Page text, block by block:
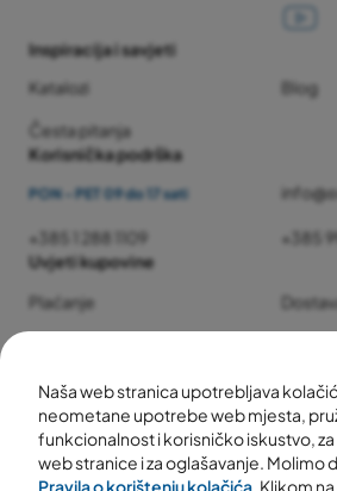
Naša web stranica upotrebljava
neometane upotrebe web mjesta,
funkcionalnost i korisničko iskustvo,
web stranice i za oglašavanje. Molimo
Pravila o korištenju kolačića . Klikom
Inspiracija i savjeti
Katalozi
Blog
Česta pitanja
Korisnička podrška
PON - PET 09 do 17 sati
+385 1 288 1109
+385
Uvjeti kupovine
Plaćanje